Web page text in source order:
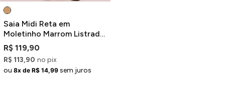
Saia Midi Reta em
Moletinho Marrom Listrada
com Fenda
R$ 119,90
R$ 113,90 no pix
ou 8x de R$ 14,99 sem juros